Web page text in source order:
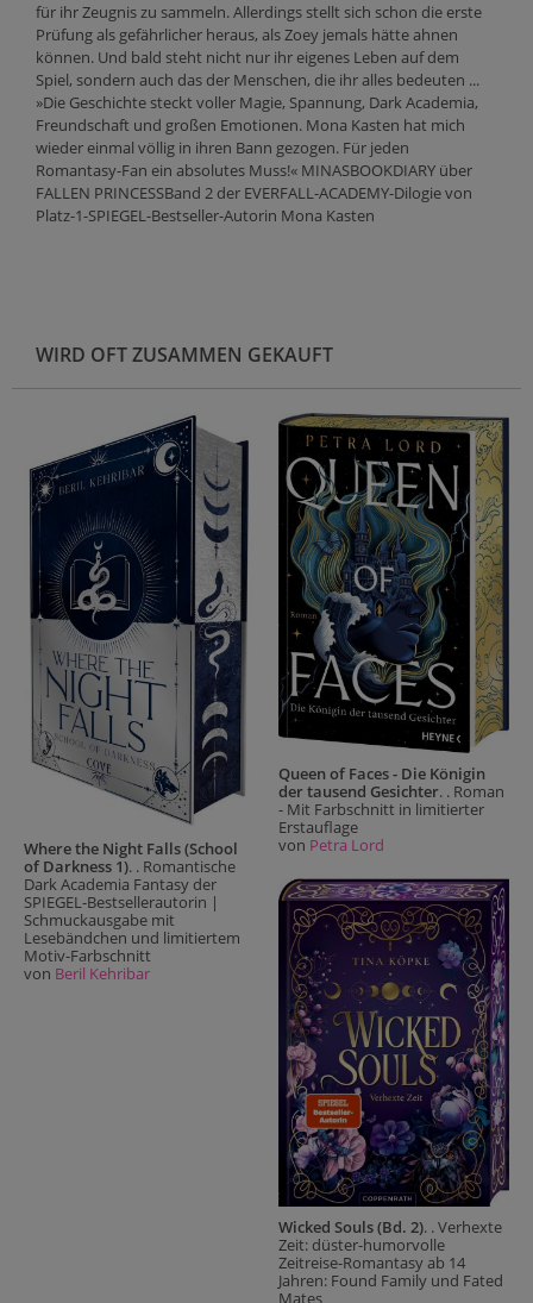
für ihr Zeugnis zu sammeln. Allerdings stellt sich schon die erste
Prüfung als gefährlicher heraus, als Zoey jemals hätte ahnen
können. Und bald steht nicht nur ihr eigenes Leben auf dem
Spiel, sondern auch das der Menschen, die ihr alles bedeuten ...
»Die Geschichte steckt voller Magie, Spannung, Dark Academia,
Freundschaft und großen Emotionen. Mona Kasten hat mich
wieder einmal völlig in ihren Bann gezogen. Für jeden
Romantasy-Fan ein absolutes Muss!« MINASBOOKDIARY über
FALLEN PRINCESSBand 2 der EVERFALL-ACADEMY-Dilogie von
Platz-1-SPIEGEL-Bestseller-Autorin Mona Kasten
WIRD OFT ZUSAMMEN GEKAUFT
Where the Night Falls (School
of Darkness 1). . Romantische
Dark Academia Fantasy der
SPIEGEL-Bestsellerautorin |
Schmuckausgabe mit
Lesebändchen und limitiertem
Motiv-Farbschnitt
von Beril Kehribar
Queen of Faces - Die Königin
der tausend Gesichter. . Roman
- Mit Farbschnitt in limitierter
Erstauflage
von Petra Lord
Wicked Souls (Bd. 2). . Verhexte
Zeit: düster-humorvolle
Zeitreise-Romantasy ab 14
Jahren: Found Family und Fated
Mates